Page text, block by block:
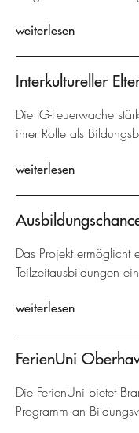
weiterlesen
Interkultureller
Die IG-Feuerwache
ihrer Rolle als
weiterlesen
Das Projekt ermöglicht
Teilzeitausbildungen
weiterlesen
FerienUni
Die FerienUni bietet
Programm an